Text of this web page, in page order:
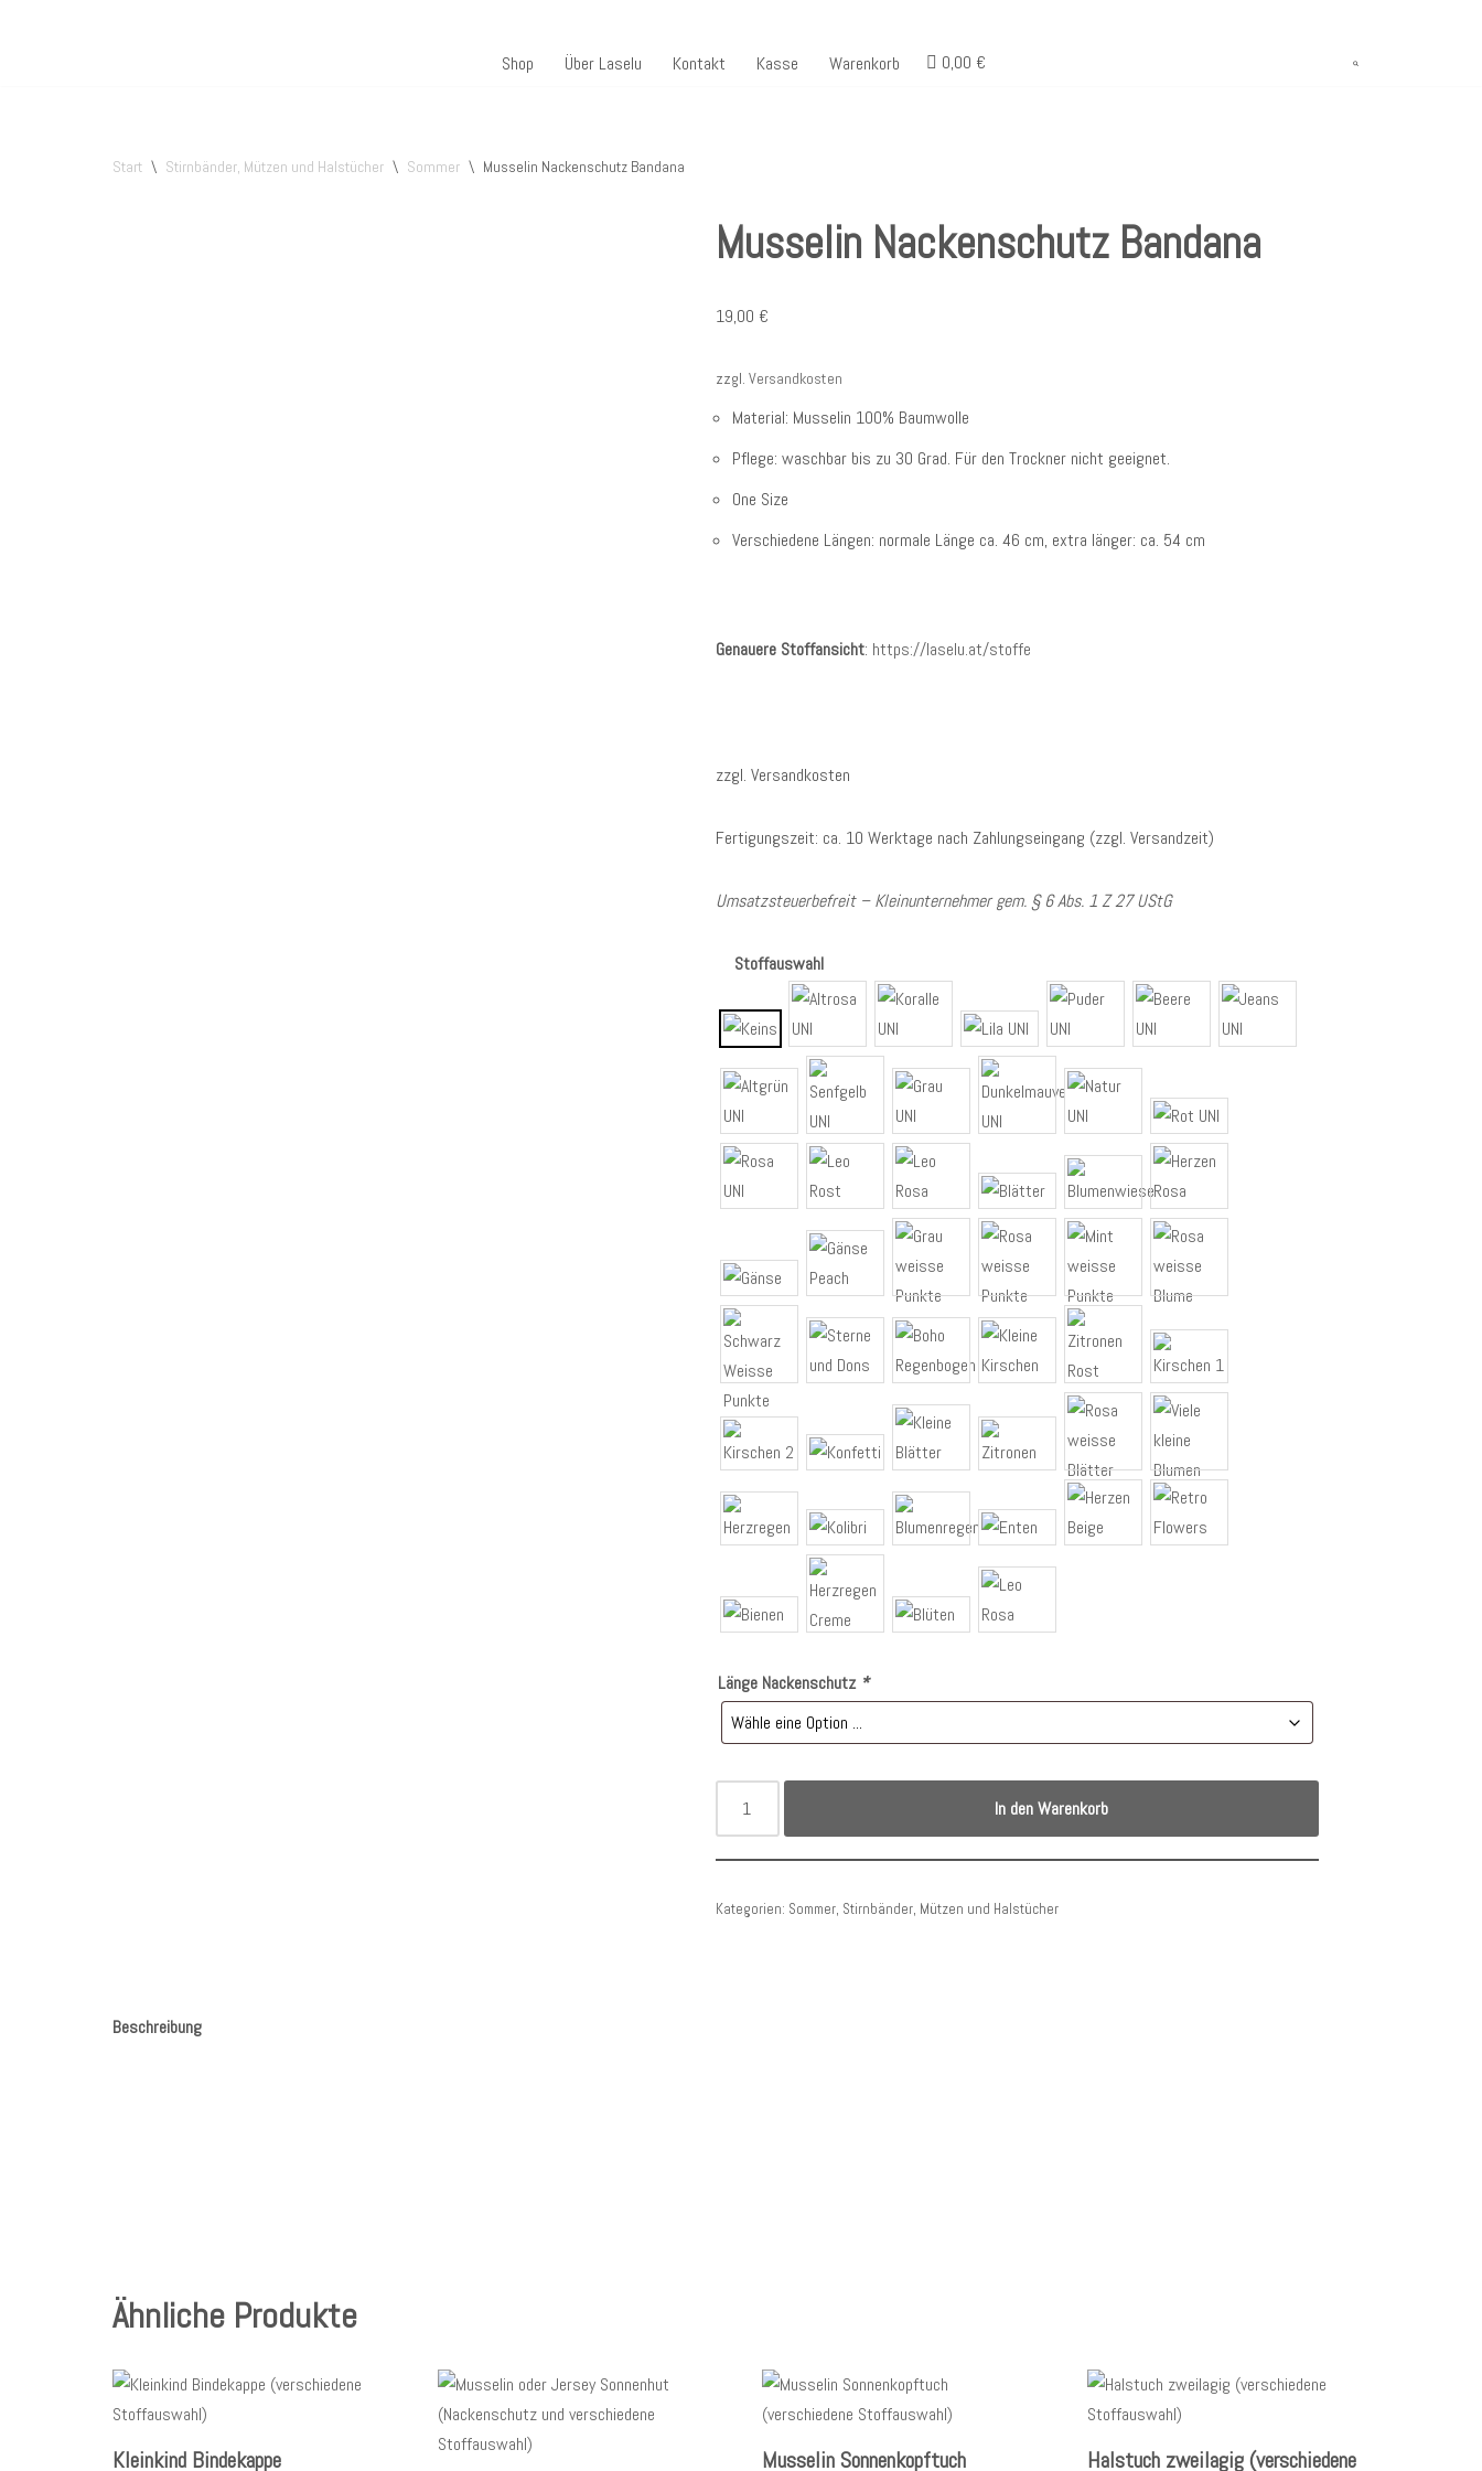
Shop Über Laselu Kontakt Kasse Warenkorb 0,00 €
Start \ Stirnbänder, Mützen und Halstücher \ Sommer \ Musselin Nackenschutz Bandana
Musselin Nackenschutz Bandana
19,00 €
zzgl.Versandkosten
Material: Musselin 100% Baumwolle
Pflege: waschbar bis zu 30 Grad. Für den Trockner nicht geeignet.
One Size
Verschiedene Längen: normale Länge ca. 46 cm, extra länger: ca. 54 cm
Genauere Stoffansicht: https://laselu.at/stoffe
zzgl. Versandkosten
Fertigungszeit: ca. 10 Werktage nach Zahlungseingang (zzgl. Versandzeit)
Umsatzsteuerbefreit – Kleinunternehmer gem. § 6 Abs. 1 Z 27 UStG
Stoffauswahl
Länge Nackenschutz *
In den Warenkorb
Kategorien: Sommer, Stirnbänder, Mützen und Halstücher
Beschreibung
Ähnliche Produkte
Kleinkind Bindekappe Musselin Sonnenkopftuch Halstuch zweilagig (verschiedene